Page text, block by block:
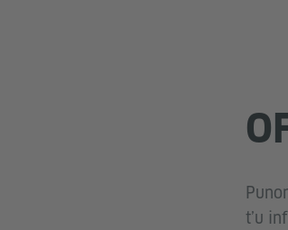
t’u